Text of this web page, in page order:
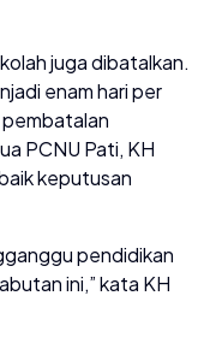
juga dibatalkan.
enam hari per
pembatalan
PCNU Pati, KH
keputusan
pendidikan
ini,” kata KH